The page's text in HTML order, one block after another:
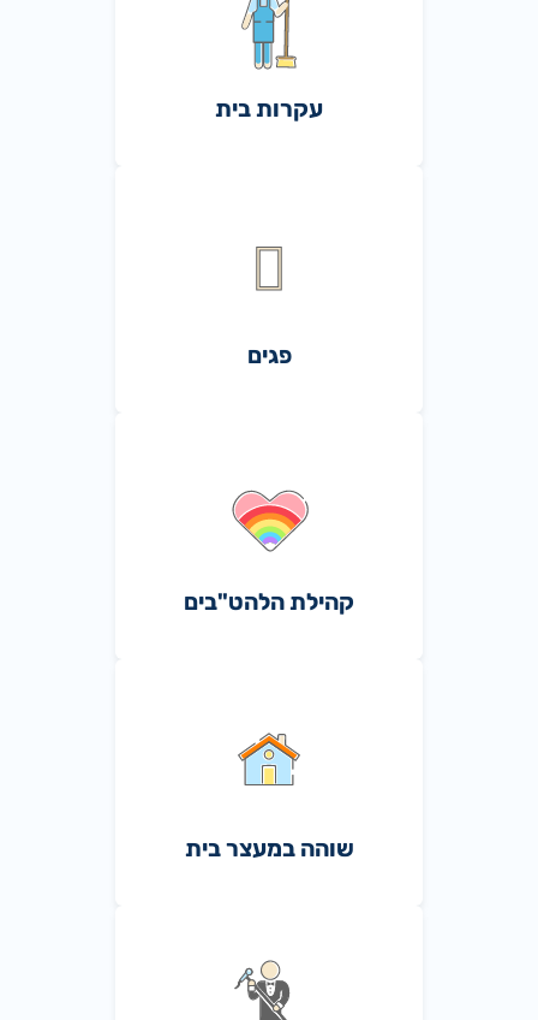
עקרות בית
פגים
קהילת הלהט"בים
שוהה במעצר בית